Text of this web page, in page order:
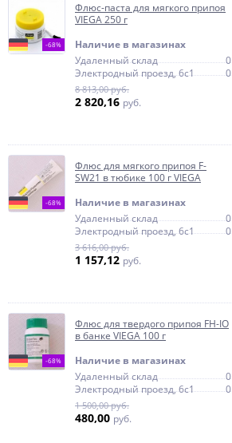
-68%
Флюс-паста для мягкого припоя
VIEGA 250 г
Наличие в магазинах
Удаленный склад
0
Электродный проезд, 6с1
0
8 813,00 руб.
2 820,16 руб.
-68%
Флюс для мягкого припоя F-
SW21 в тюбике 100 г VIEGA
Наличие в магазинах
Удаленный склад
0
Электродный проезд, 6с1
0
3 616,00 руб.
1 157,12 руб.
-68%
Флюс для твердого припоя FH-IO
в банке VIEGA 100 г
Наличие в магазинах
Удаленный склад
0
Электродный проезд, 6с1
0
1 500,00 руб.
480,00 руб.